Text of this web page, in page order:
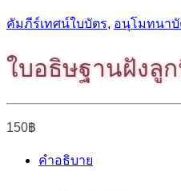
คัมภีร์เทศน์ใบบัตร, อนุโมทนา
ใบอธิษฐานฝังลู
150฿
คำอธิบาย